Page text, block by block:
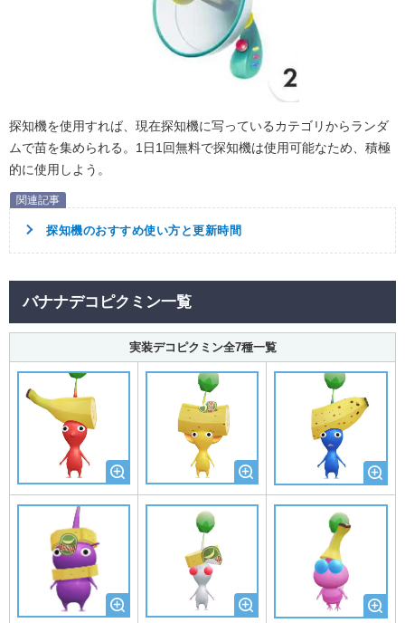
探知機を使用すれば、現在探知機に写っているカテゴリからランダ
ムで苗を集められる。1日1回無料で探知機は使用可能なため、積極
的に使用しよう。
探知機のおすすめ使い方と更新時間
バナナデコピクミン一覧
実装デコピクミン全7種一覧